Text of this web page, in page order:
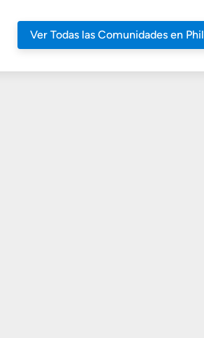
Ver Todas las Comunidades en